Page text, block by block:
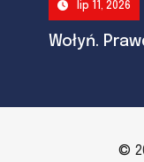
lip 11, 2026
Wołyń.
©